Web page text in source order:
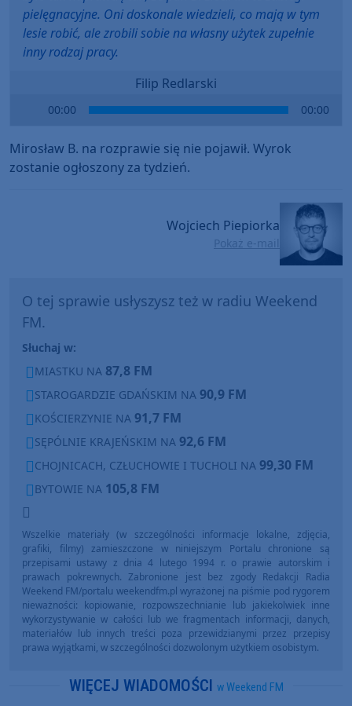
pielęgnacyjne. Oni doskonale wiedzieli, co mają w tym
lesie robić, ale zrobili sobie na własny użytek zupełnie
inny rodzaj pracy.
Filip Redlarski
00:00 00:00
Mirosław B. na rozprawie się nie pojawił. Wyrok
zostanie ogłoszony za tydzień.
Wojciech Piepiorka
Pokaż e-mail
O tej sprawie usłyszysz też w radiu Weekend
FM.
Słuchaj w:
MIASTKU NA 87,8 FM
STAROGARDZIE GDAŃSKIM NA 90,9 FM
KOŚCIERZYNIE NA 91,7 FM
SĘPÓLNIE KRAJEŃSKIM NA 92,6 FM
CHOJNICACH, CZŁUCHOWIE I TUCHOLI NA 99,30 FM
BYTOWIE NA 105,8 FM
Wszelkie materiały (w szczególności informacje lokalne, zdjęcia,
grafiki, filmy) zamieszczone w niniejszym Portalu chronione są
przepisami ustawy z dnia 4 lutego 1994 r. o prawie autorskim i
prawach pokrewnych. Zabronione jest bez zgody Redakcji Radia
Weekend FM/portalu weekendfm.pl wyrażonej na piśmie pod rygorem
nieważności: kopiowanie, rozpowszechnianie lub jakiekolwiek inne
wykorzystywanie w całości lub we fragmentach informacji, danych,
materiałów lub innych treści poza przewidzianymi przez przepisy
prawa wyjątkami, w szczególności dozwolonym użytkiem osobistym.
WIĘCEJ WIADOMOŚCI w Weekend FM